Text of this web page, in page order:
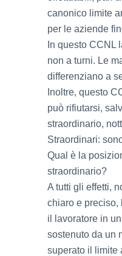
canonico limite
per le aziende
In questo CCNL
non a turni. Le
differenziano a
Inoltre, questo
può rifiutarsi,
straordinario,
Straordinari:
Qual è la
straordinario?
A tutti gli effetti,
chiaro e preciso,
il lavoratore in
sostenuto da un
superato il limite